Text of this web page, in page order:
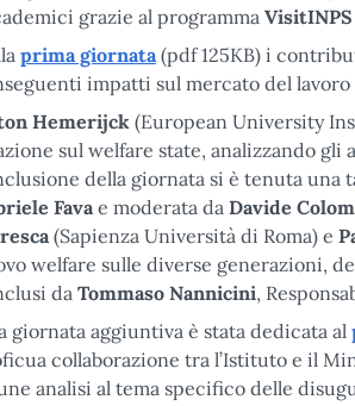
grazie al programma
prima giornata(pdf 125KB) i
impatti sul mercato del
Hemerijck(European University
sul welfare state, analizzando
della giornata si è tenuta una
Favae moderata da Davide
(Sapienza Università di Roma) e
welfare sulle diverse generazioni,
da Tommaso Nannicini,
giornata aggiuntiva è stata dedicata al
collaborazione tra l’Istituto e il
analisi al tema specifico delle